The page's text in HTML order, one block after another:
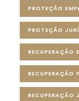
PROTEÇÃO
PROTEÇÃO
RECUPERAÇÃO
RECUPERAÇÃO
RECUPERAÇÃO